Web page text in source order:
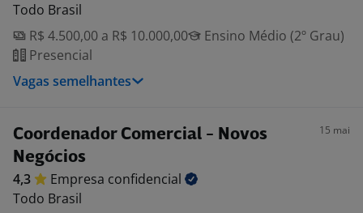
Todo Brasil
R$ 4.500,00 a R$ 10.000,00
Ensino Médio (2º Grau)
Presencial
Vagas semelhantes
Coordenador Comercial - Novos
Negócios
15 mai
4,3 Empresa confidencial
Todo Brasil